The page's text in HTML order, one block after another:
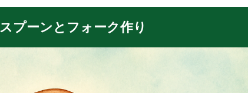
スプーンとフォーク作り